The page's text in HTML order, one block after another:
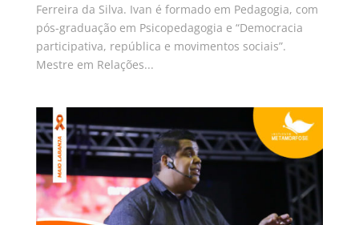
Ferreira da Silva. Ivan é formado em Pedagogia, com
pós-graduação em Psicopedagogia e “Democracia
participativa, república e movimentos sociais”.
Mestre em Relações...